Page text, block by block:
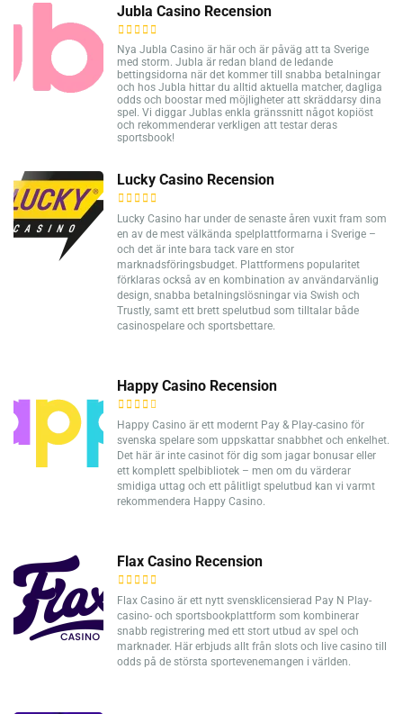
Jubla Casino Recension
Nya Jubla Casino är här och är påväg att ta Sverige
med storm. Jubla är redan bland de ledande
bettingsidorna när det kommer till snabba betalningar
och hos Jubla hittar du alltid aktuella matcher, dagliga
odds och boostar med möjligheter att skräddarsy dina
spel. Vi diggar Jublas enkla gränssnitt något kopiöst
och rekommenderar verkligen att testar deras
sportsbook!
Lucky Casino Recension
Lucky Casino har under de senaste åren vuxit fram som
en av de mest välkända spelplattformarna i Sverige –
och det är inte bara tack vare en stor
marknadsföringsbudget. Plattformens popularitet
förklaras också av en kombination av användarvänlig
design, snabba betalningslösningar via Swish och
Trustly, samt ett brett spelutbud som tilltalar både
casinospelare och sportsbettare.
Happy Casino Recension
Happy Casino är ett modernt Pay & Play-casino för
svenska spelare som uppskattar snabbhet och enkelhet.
Det här är inte casinot för dig som jagar bonusar eller
ett komplett spelbibliotek – men om du värderar
smidiga uttag och ett pålitligt spelutbud kan vi varmt
rekommendera Happy Casino.
Flax Casino Recension
Flax Casino är ett nytt svensklicensierad Pay N Play-
casino- och sportsbookplattform som kombinerar
snabb registrering med ett stort utbud av spel och
marknader. Här erbjuds allt från slots och live casino till
odds på de största sportevenemangen i världen.